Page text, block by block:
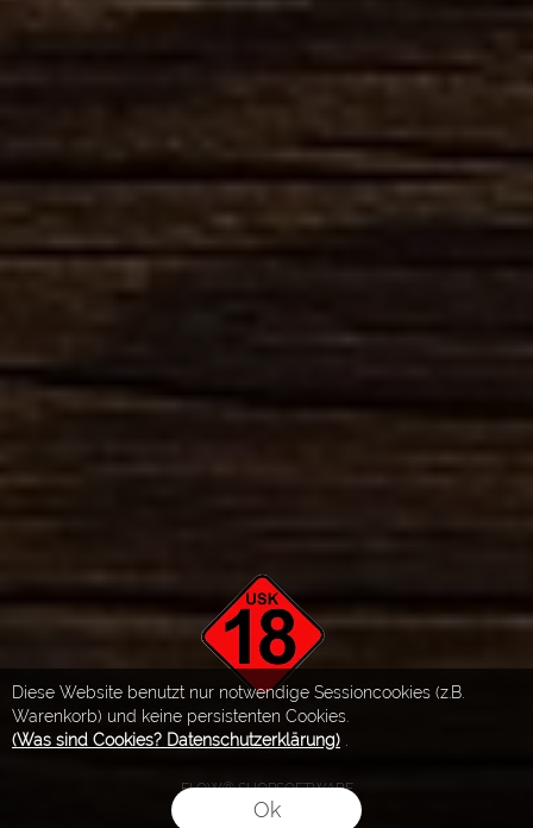
Diese Website benutzt nur notwendige Sessioncookies (z.B.
Warenkorb) und keine persistenten Cookies.
(Was sind Cookies? Datenschutzerklärung)
Ok
FLOW® SHOPSOFTWARE